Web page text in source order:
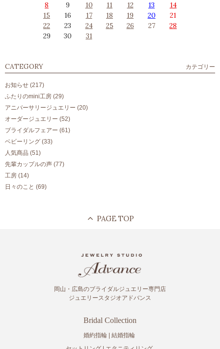
8
9 10 11 12 13
14
15
16 17 18 19 20
21
22
23 24 25 26 27
28
29
30 31
CATEGORY カテゴリー
お知らせ (217)
ふたりのmini工房 (29)
アニバーサリージュエリー (20)
オーダージュエリー (52)
ブライダルフェアー (61)
ベビーリング (33)
人気商品 (51)
先輩カップルの声 (77)
工房 (14)
日々のこと (69)
岡山・広島のブライダルジュエリー専門店
ジュエリースタジオアドバンス
Bridal Collection
婚約指輪
結婚指輪